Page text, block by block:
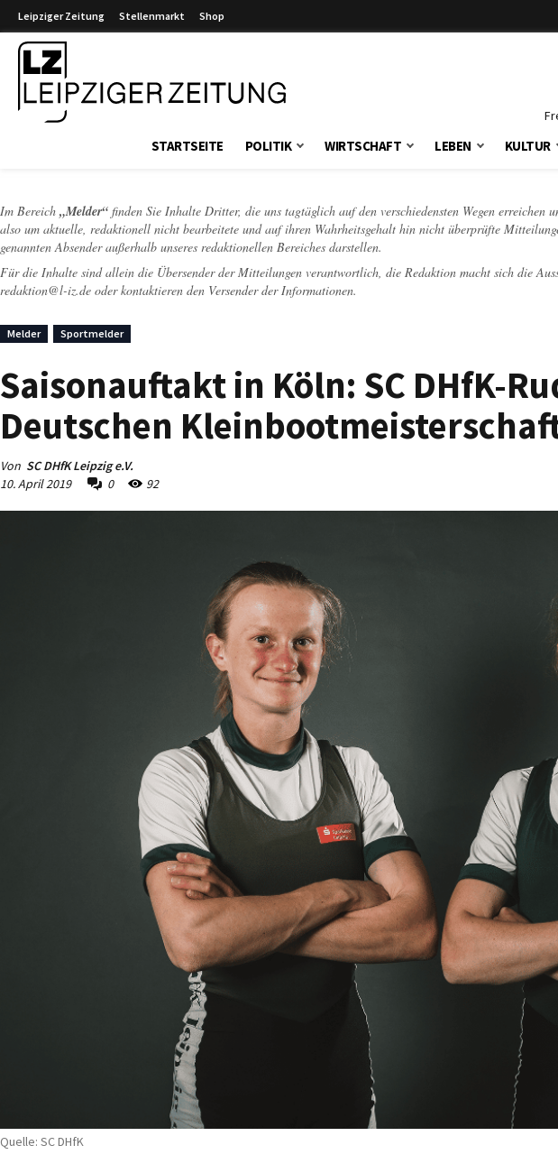
Leipziger Zeitung Stellenmarkt Shop
STARTSEITE POLITIK WIRTSCHAFT LEBEN KULTUR
Im Bereich „Melder“ finden Sie Inhalte Dritter, die uns tagtäglich auf den verschiedensten Wegen
also um aktuelle, redaktionell nicht bearbeitete und auf ihren Wahrheitsgehalt hin nicht überprüfte
genannten Absender außerhalb unseres redaktionellen Bereiches darstellen.
Für die Inhalte sind allein die Übersender der Mitteilungen verantwortlich, die Redaktion macht sich die
redaktion@l-iz.de oder kontaktieren den Versender der Informationen.
Melder Sportmelder
Saisonauftakt in Köln: SC DHfK-
Deutschen
Von SC DHfK Leipzig e.V.
10. April 2019
0 92
Quelle: SC DHfK